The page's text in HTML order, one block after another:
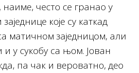
наиме, често се гранао у
које су каткад
матичном заједницом, али
и у сукобу са њом. Јован
па чак и вероватно, део